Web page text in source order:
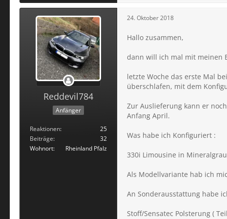
Reddevil784
Anfänger
Reaktionen
25
Beiträge
32
Wohnort
Rheinland Pfalz
24. Oktober 2018
Hallo zusammen,
dann will ich mal mit meinen
letzte Woche das erste Mal
überschlafen, mit dem
Zur Auslieferung kann er
Anfang April.
Was habe ich Konfiguriert :
330i Limousine in
Als Modellvariante hab ich
An Sonderausstattung habe
Stoff/Sensatec Polsterung (